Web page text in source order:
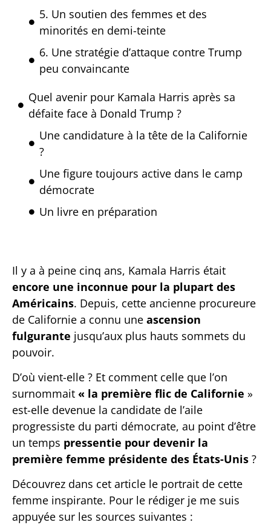
5. Un soutien des femmes et des
minorités en demi-teinte
6. Une stratégie d’attaque contre Trump
peu convaincante
Quel avenir pour Kamala Harris après sa
défaite face à Donald Trump ?
Une candidature à la tête de la Californie
?
Une figure toujours active dans le camp
démocrate
Un livre en préparation
Il y a à peine cinq ans, Kamala Harris était
encore une inconnue pour la plupart des
Américains. Depuis, cette ancienne procureure
de Californie a connu une ascension
fulgurante jusqu’aux plus hauts sommets du
pouvoir.
D’où vient-elle ? Et comment celle que l’on
surnommait « la première flic de Californie »
est-elle devenue la candidate de l’aile
progressiste du parti démocrate, au point d’être
un temps pressentie pour devenir la
première femme présidente des États-Unis ?
Découvrez dans cet article le portrait de cette
femme inspirante. Pour le rédiger je me suis
appuyée sur les sources suivantes :